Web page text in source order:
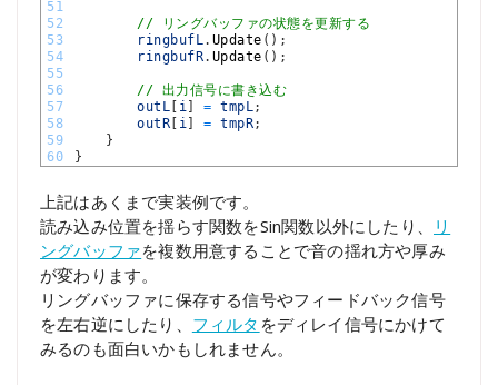
51
52
53
54
55
56
57
58
59
60
// リングバッファの状態を更新する
ringbufL. Update ( ) ;
ringbufR. Update ( ) ;
// 出力信号に書き込む
outL
i = tmpL;
outR
i = tmpR;
}
}
上記はあくまで実装例です。
読み込み位置を揺らす関数をSin関数以外にしたり、
リ
ングバッファを複数用意することで音の揺れ方や厚み
が変わります。
リングバッファに保存する信号やフィードバック信号
を左右逆にしたり、 フィルタ をディレイ信号にかけて
みるのも面白いかもしれません。